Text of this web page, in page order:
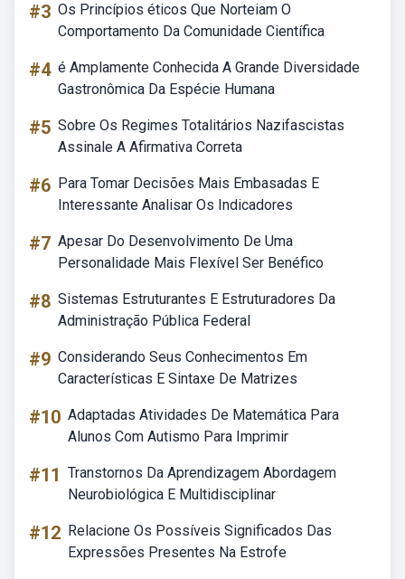
#3 Os Princípios éticos Que Norteiam O
Comportamento Da Comunidade Científica
#4 é Amplamente Conhecida A Grande Diversidade
Gastronômica Da Espécie Humana
#5 Sobre Os Regimes Totalitários Nazifascistas
Assinale A Afirmativa Correta
#6 Para Tomar Decisões Mais Embasadas E
Interessante Analisar Os Indicadores
#7 Apesar Do Desenvolvimento De Uma
Personalidade Mais Flexível Ser Benéfico
#8 Sistemas Estruturantes E Estruturadores Da
Administração Pública Federal
#9 Considerando Seus Conhecimentos Em
Características E Sintaxe De Matrizes
#10 Adaptadas Atividades De Matemática Para
Alunos Com Autismo Para Imprimir
#11 Transtornos Da Aprendizagem Abordagem
Neurobiológica E Multidisciplinar
#12 Relacione Os Possíveis Significados Das
Expressões Presentes Na Estrofe